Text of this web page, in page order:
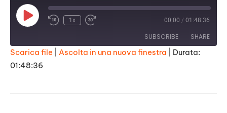
Play
Episode
1x 00:00 / 01:48:36
SUBSCRIBE SHARE
SHARE
Scarica file Ascolta in una nuova finestra
Durata:
01:48:36